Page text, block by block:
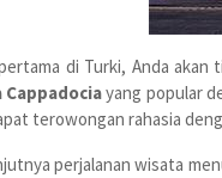
di Turki, Anda akan
Cappadociayang popular
terowongan rahasia
perjalanan wisata